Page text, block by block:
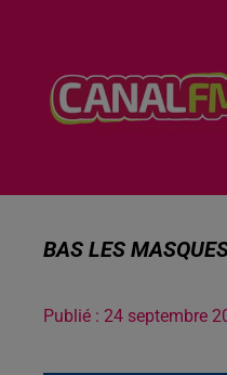
BAS LES
Publié : 24 septembre